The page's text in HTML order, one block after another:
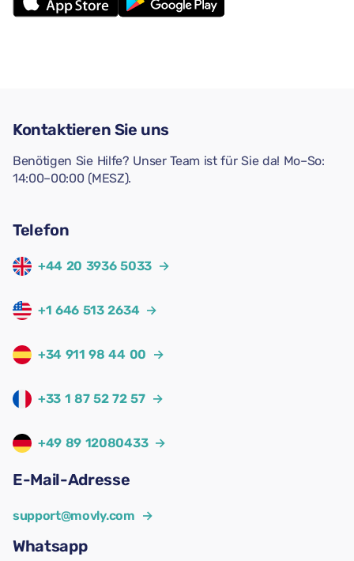
Kontaktieren Sie uns
Benötigen Sie Hilfe? Unser Team ist für Sie da! Mo–So:
14:00–00:00 (MESZ).
Telefon
+44 20 3936 5033 →
+1 646 513 2634 →
+34 911 98 44 00 →
+33 1 87 52 72 57 →
+49 89 12080433 →
E-Mail-Adresse
support@movly.com →
Whatsapp